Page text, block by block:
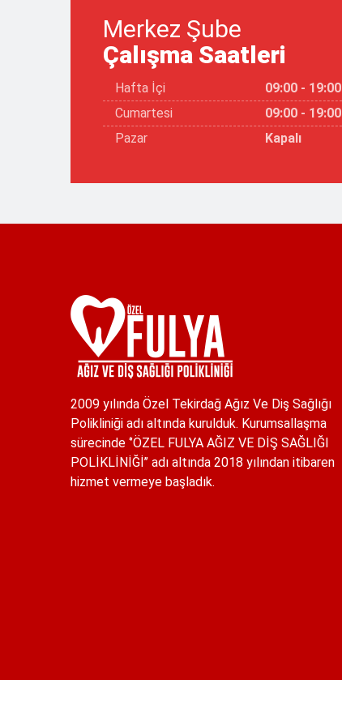
Merkez Şube
Çalışma Saatleri
Hafta İçi
09:00 - 19:00
Cumartesi
09:00 - 19:00
Pazar
Kapalı
2009 yılında Özel Tekirdağ Ağız Ve Diş Sağlığı
Polikliniği adı altında kurulduk. Kurumsallaşma
sürecinde ‘’ÖZEL FULYA AĞIZ VE DİŞ SAĞLIĞI
POLİKLİNİĞİ’’ adı altında 2018 yılından itibaren
hizmet vermeye başladık.